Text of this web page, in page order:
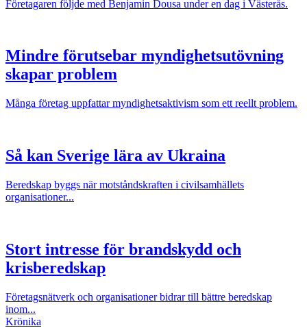
Företagaren följde med Benjamin Dousa under en dag i Västerås.
Mindre förutsebar myndighetsutövning
skapar problem
Många företag uppfattar myndighetsaktivism som ett reellt problem.
Så kan Sverige lära av Ukraina
Beredskap byggs när motståndskraften i civilsamhällets
organisationer...
Stort intresse för brandskydd och
krisberedskap
Företagsnätverk och organisationer bidrar till bättre beredskap
inom...
Krönika